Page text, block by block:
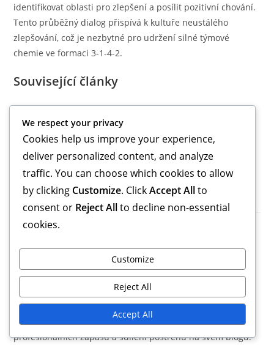
identifikovat oblasti pro zlepšení a posílit pozitivní chování.
Tento průběžný dialog přispívá k kultuře neustálého
zlepšování, což je nezbytné pro udržení silné týmové
chemie ve formaci 3-1-4-2.
Související články
3-1-4-2 Variace: Hybridní formace, Flexibilita, Situativní
adaptace
Tréninkový zaměření pro 3-1-4-2: Cvičení specifická pro
role, taktická sezení, simulace zápasů
3-1-4-2 Varianta: Úpravy pro mládež, Aplikace na
základní úrovni, Výukové metody
Benjamin Carter je vášnivý fotbalový stratég a trenér se
sídlem v Cedar Falls. S více než desetiletou zkušeností v
rozvoji mládežnického fotbalu se specializuje na formaci 3-
1-4-2, pomáhá týmům maximalizovat jejich potenciál na
hřišti. Když netrénuje, Benjamin si užívá analýzu
profesionálních zápasů a sdílení postřehů na svém blogu.
We respect your privacy
Cookies help us improve your experience,
deliver personalized content, and analyze
traffic. You can choose which cookies to allow
by clicking Customize. ClickAccept Allto
consent or Reject Allto decline non-essential
cookies.
Customize
Reject All
Accept All